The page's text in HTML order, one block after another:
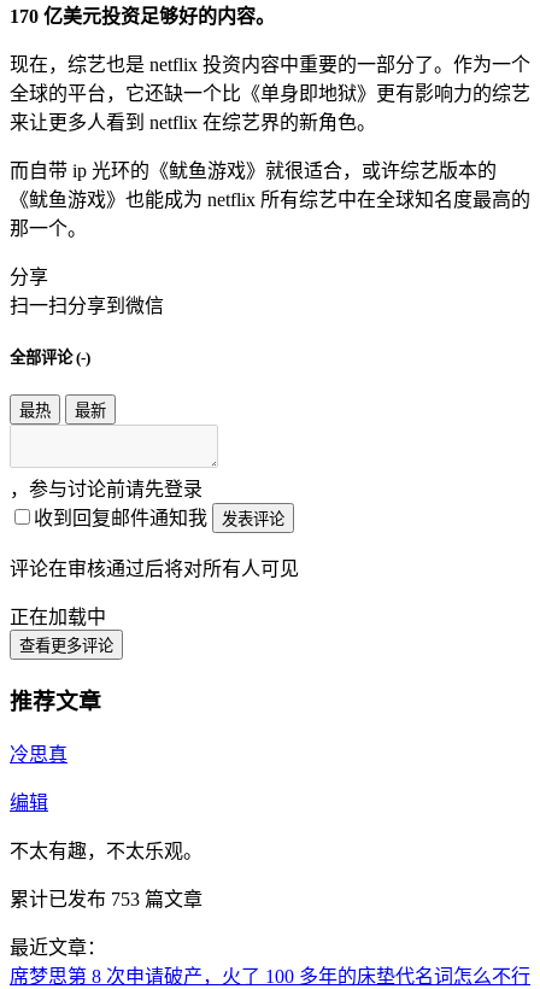
170 亿美元投资足够好的内容。
现在，综艺也是 netflix 投资内容中重要的一部分了。作为一个
全球的平台，它还缺一个比《单身即地狱》更有影响力的综艺
来让更多人看到 netflix 在综艺界的新角色。
而自带 ip 光环的《鱿鱼游戏》就很适合，或许综艺版本的
《鱿鱼游戏》也能成为 netflix 所有综艺中在全球知名度最高的
那一个。
分享
扫一扫分享到微信
全部评论 (-)
最热 最新
，参与讨论前请先登录
收到回复邮件通知我
发表评论
评论在审核通过后将对所有人可见
正在加载中
查看更多评论
推荐文章
冷思真
编辑
不太有趣，不太乐观。
累计已发布 753 篇文章
最近文章：
席梦思第 8 次申请破产，火了 100 多年的床垫代名词怎么不行